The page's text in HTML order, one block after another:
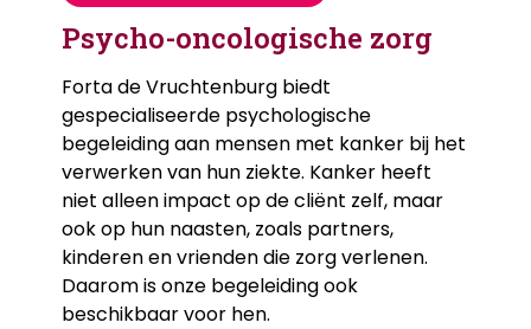
Psycho-oncologische zorg
Forta de Vruchtenburg biedt
gespecialiseerde psychologische
begeleiding aan mensen met kanker bij het
verwerken van hun ziekte. Kanker heeft
niet alleen impact op de cliënt zelf, maar
ook op hun naasten, zoals partners,
kinderen en vrienden die zorg verlenen.
Daarom is onze begeleiding ook
beschikbaar voor hen.